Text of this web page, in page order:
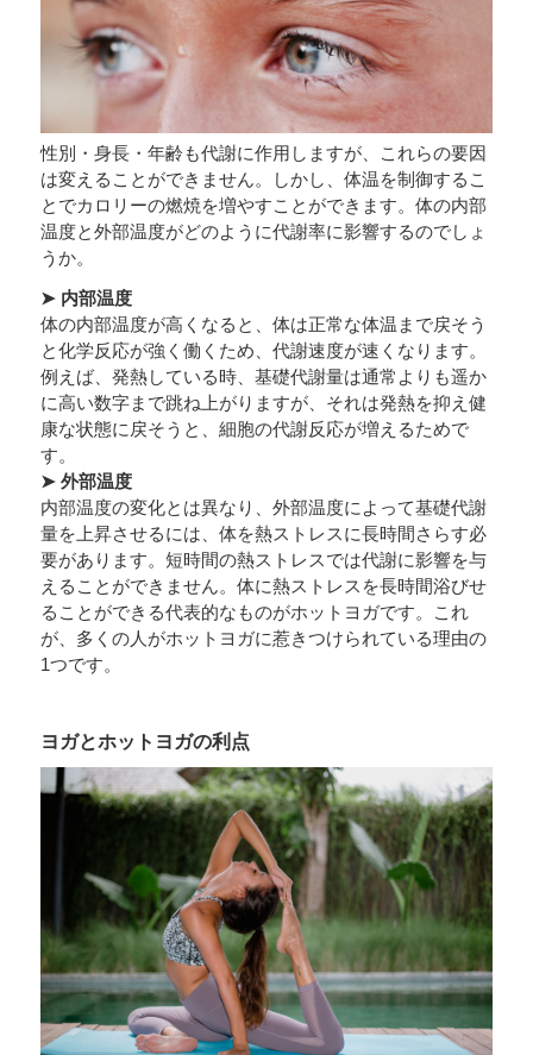
性別・身長・年齢も代謝に作用しますが、これらの要因
は変えることができません。しかし、体温を制御するこ
とでカロリーの燃焼を増やすことができます。体の内部
温度と外部温度がどのように代謝率に影響するのでしょ
うか。
➤ 内部温度
体の内部温度が高くなると、体は正常な体温まで戻そう
と化学反応が強く働くため、代謝速度が速くなります。
例えば、発熱している時、基礎代謝量は通常よりも遥か
に高い数字まで跳ね上がりますが、それは発熱を抑え健
康な状態に戻そうと、細胞の代謝反応が増えるためで
す。
➤ 外部温度
内部温度の変化とは異なり、外部温度によって基礎代謝
量を上昇させるには、体を熱ストレスに長時間さらす必
要があります。短時間の熱ストレスでは代謝に影響を与
えることができません。体に熱ストレスを長時間浴びせ
ることができる代表的なものがホットヨガです。これ
が、多くの人がホットヨガに惹きつけられている理由の
1つです。
ヨガとホットヨガの利点